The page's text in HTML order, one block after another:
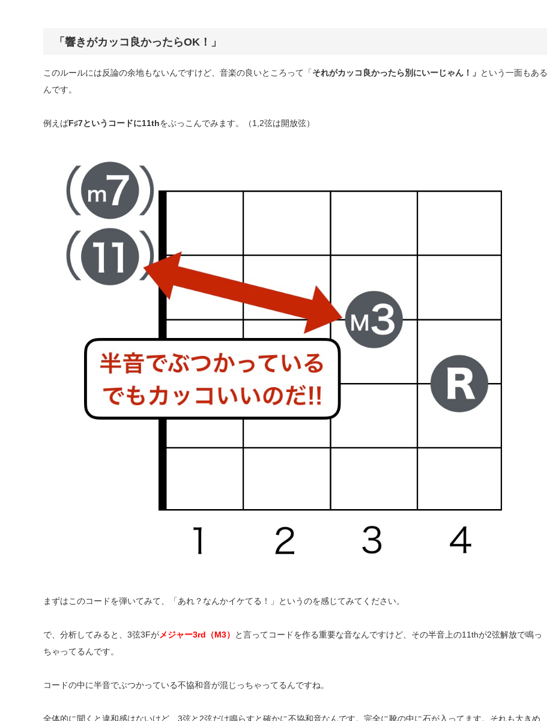
「響きがカッコ良かったらOK！」
このルールには反論の余地もないんですけど、音楽の良いところって「それがカッコ良かったら別にいーじゃん！」 という一面もある
んです。
例えばF♯7というコードに11thをぶっこんでみます。（1,2弦は開放弦）
まずはこのコードを弾いてみて、「あれ？なんかイケてる！」というのを感じてみてください。
で、分析してみると、3弦3Fがメジャー3rd（M3）
と言ってコードを作る重要な音なんですけど、その半音上の11thが2弦解放で鳴っ
ちゃってるんです。
コードの中に半音でぶつかっている不協和音が混じっちゃってるんですね。
全体的に聞くと違和感はないけど、3弦と2弦だけ鳴らすと確かに不協和音なんです。完全に靴の中に石が入ってます。それも大きめ